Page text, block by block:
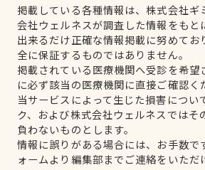
掲載している各種情報は、株式会社ギ
会社ウェルネスが調査した情報をもと
出来るだけ正確な情報掲載に努めてお
全に保証するものではありません。
掲載されている医療機関へ受診を希望
に必ず該当の医療機関に直接ご確認く
当サービスによって生じた損害につい
ク、および株式会社ウェルネスではそ
負わないものとします。
情報に誤りがある場合には、お手数で
ォームより編集部までご連絡をいただ